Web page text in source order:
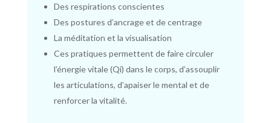
️Des respirations conscientes
Des postures d’ancrage et de centrage
La méditation et la visualisation
Ces pratiques permettent de faire circuler
l’énergie vitale (Qi) dans le corps, d’assouplir
les articulations, d’apaiser le mental et de
renforcer la vitalité.